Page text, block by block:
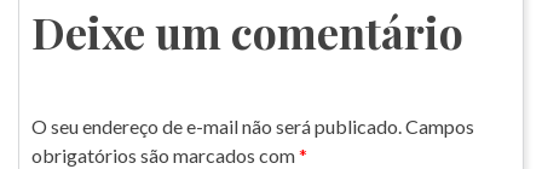
Post
Deixe um comentário
O seu endereço de e-mail não será publicado.Campos
obrigatórios são marcados com*